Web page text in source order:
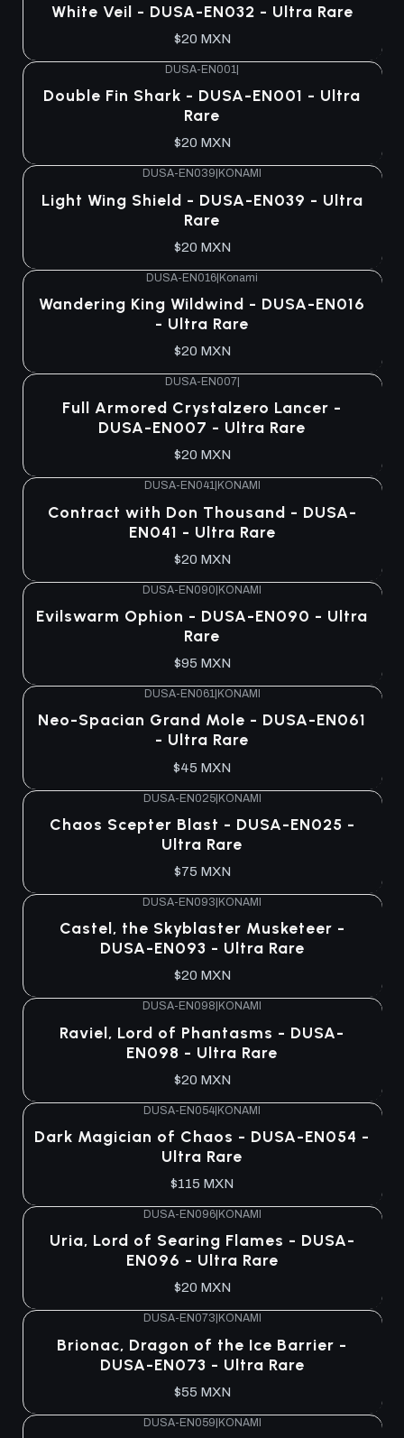
White Veil - DUSA-EN032 - Ultra Rare
$20 MXN
DUSA-EN001
Double Fin Shark - DUSA-EN001 - Ultra
Rare
$20 MXN
DUSA-EN039 KONAMI
Light Wing Shield - DUSA-EN039 - Ultra
Rare
$20 MXN
DUSA-EN016|Konami
Wandering King Wildwind - DUSA-EN016
- Ultra Rare
$20 MXN
DUSA-EN007|
Full Armored Crystalzero Lancer -
DUSA-EN007 - Ultra Rare
$20 MXN
DUSA-EN041| KONAMI
Contract with Don Thousand - DUSA-
EN041 - Ultra Rare
$20 MXN
DUSA-EN090|KONAMI
Evilswarm Ophion - DUSA-EN090 - Ultra
Rare
$95 MXN
DUSA-EN061| KONAMI
Neo-Spacian Grand Mole - DUSA-EN061
- Ultra Rare
$45 MXN
DUSA-EN025|KONAMI
Chaos Scepter Blast - DUSA-EN025 -
Ultra Rare
$75 MXN
DUSA-EN093 KONAMI
Castel, the Skyblaster Musketeer -
DUSA-EN093 - Ultra Rare
$20 MXN
DUSA-EN098 KONAMI
Raviel, Lord of Phantasms - DUSA-
EN098 - Ultra Rare
$20 MXN
DUSA-EN054|KONAMI
Dark Magician of Chaos - DUSA-EN054 -
Ultra Rare
$115 MXN
DUSA-EN096| KONAMI
Uria, Lord of Searing Flames - DUSA-
EN096 - Ultra Rare
$20 MXN
DUSA-EN073 KONAMI
Brionac, Dragon of the Ice Barrier -
DUSA-EN073 - Ultra Rare
$55 MXN
DUSA-EN059|KONAMI